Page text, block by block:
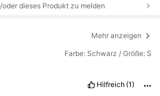
dieses Produkt zu melden
Mehr anzeigen
Farbe: Schwarz / Größe: S
Hilfreich (1)